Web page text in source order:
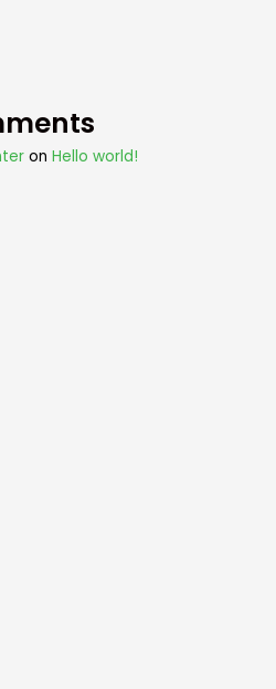
onHello world!